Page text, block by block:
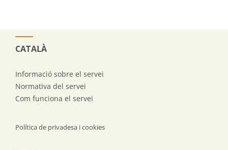
CATALÀ
Informació sobre el servei
Normativa del servei
Com funciona el servei
Política de privadesa i cookies